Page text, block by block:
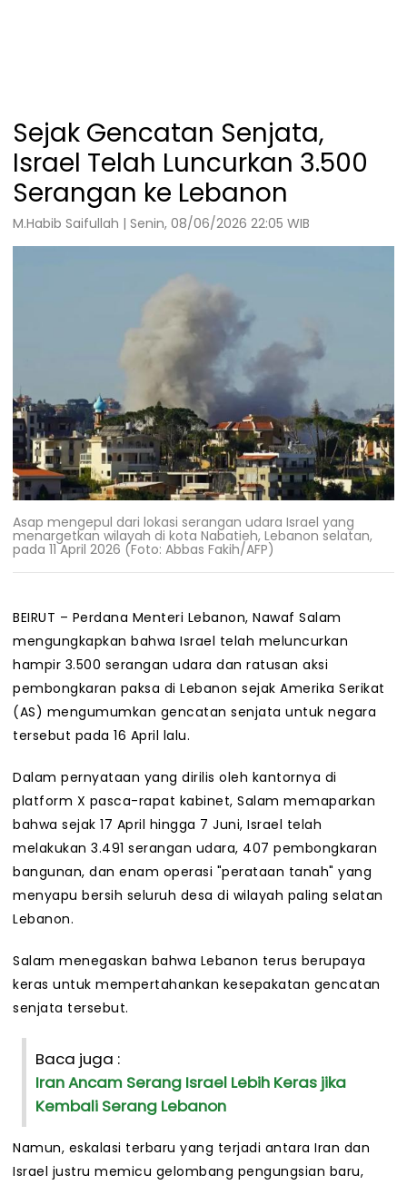
Sejak Gencatan Senjata,
Israel Telah Luncurkan 3.500
Serangan ke Lebanon
M.Habib Saifullah | Senin, 08/06/2026 22:05 WIB
Asap mengepul dari lokasi serangan udara Israel yang
menargetkan wilayah di kota Nabatieh, Lebanon selatan,
pada 11 April 2026 (Foto: Abbas Fakih/AFP)
BEIRUT – Perdana Menteri Lebanon, Nawaf Salam
mengungkapkan bahwa Israel telah meluncurkan
hampir 3.500 serangan udara dan ratusan aksi
pembongkaran paksa di Lebanon sejak Amerika Serikat
(AS) mengumumkan gencatan senjata untuk negara
tersebut pada 16 April lalu.
Dalam pernyataan yang dirilis oleh kantornya di
platform X pasca-rapat kabinet, Salam memaparkan
bahwa sejak 17 April hingga 7 Juni, Israel telah
melakukan 3.491 serangan udara, 407 pembongkaran
bangunan, dan enam operasi "perataan tanah" yang
menyapu bersih seluruh desa di wilayah paling selatan
Lebanon.
Salam menegaskan bahwa Lebanon terus berupaya
keras untuk mempertahankan kesepakatan gencatan
senjata tersebut.
Baca juga :
Iran Ancam Serang Israel Lebih Keras jika
Kembali Serang Lebanon
Namun, eskalasi terbaru yang terjadi antara Iran dan
Israel justru memicu gelombang pengungsian baru,